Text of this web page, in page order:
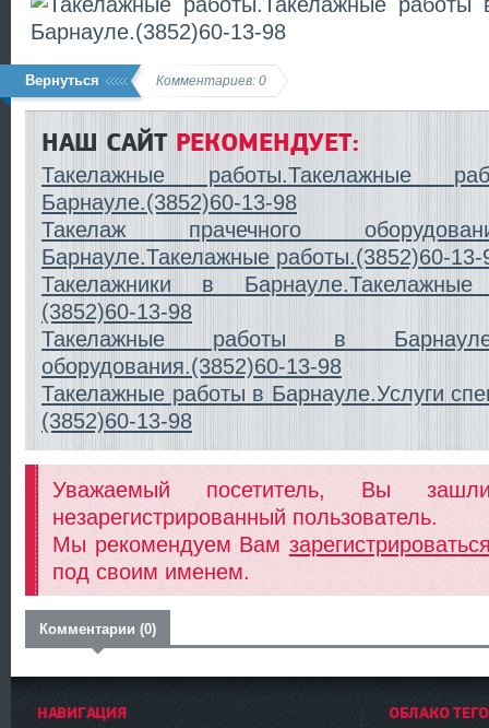
Вернуться Комментариев: 0
НАШ САЙТРЕКОМЕНДУЕТ:
Такелажные работы.Такелажные
Барнауле.(3852)60-13-98
Такелаж прачечного
Барнауле.Такелажные работы.(3852)60-13-
Такелажники в
(3852)60-13-98
Такелажные работы в
оборудования.(3852)60-13-98
Такелажные работы в Барнауле.Услуги
(3852)60-13-98
Уважаемый посетитель, Вы
незарегистрированный пользователь.
Мы рекомендуем Вам
под своим именем.
Комментарии (0)
НАВИГАЦИЯ ОБЛАКО